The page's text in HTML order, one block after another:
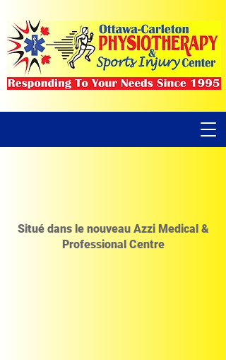
Situé dans le nouveau Azzi Medical &
Professional Centre